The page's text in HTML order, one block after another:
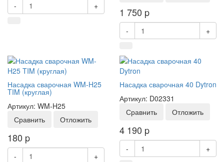
- + 1 750 p
- +
Насадка сварочная WM-H25
TIM (круглая)
Артикул: WM-H25
Сравнить
Отложить
180 p
- +
Насадка сварочная 40 Dytron
Артикул: D02331
Сравнить
Отложить
4 190 p
- +